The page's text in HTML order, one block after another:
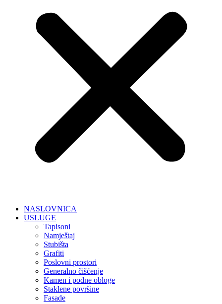
NASLOVNICA
USLUGE
Tapisoni
Namještaj
Stubišta
Grafiti
Poslovni prostori
Generalno čišćenje
Kamen i podne obloge
Staklene površine
Fasade